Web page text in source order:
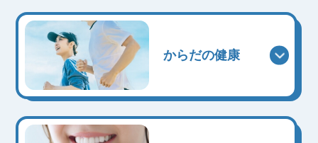
からだの健康